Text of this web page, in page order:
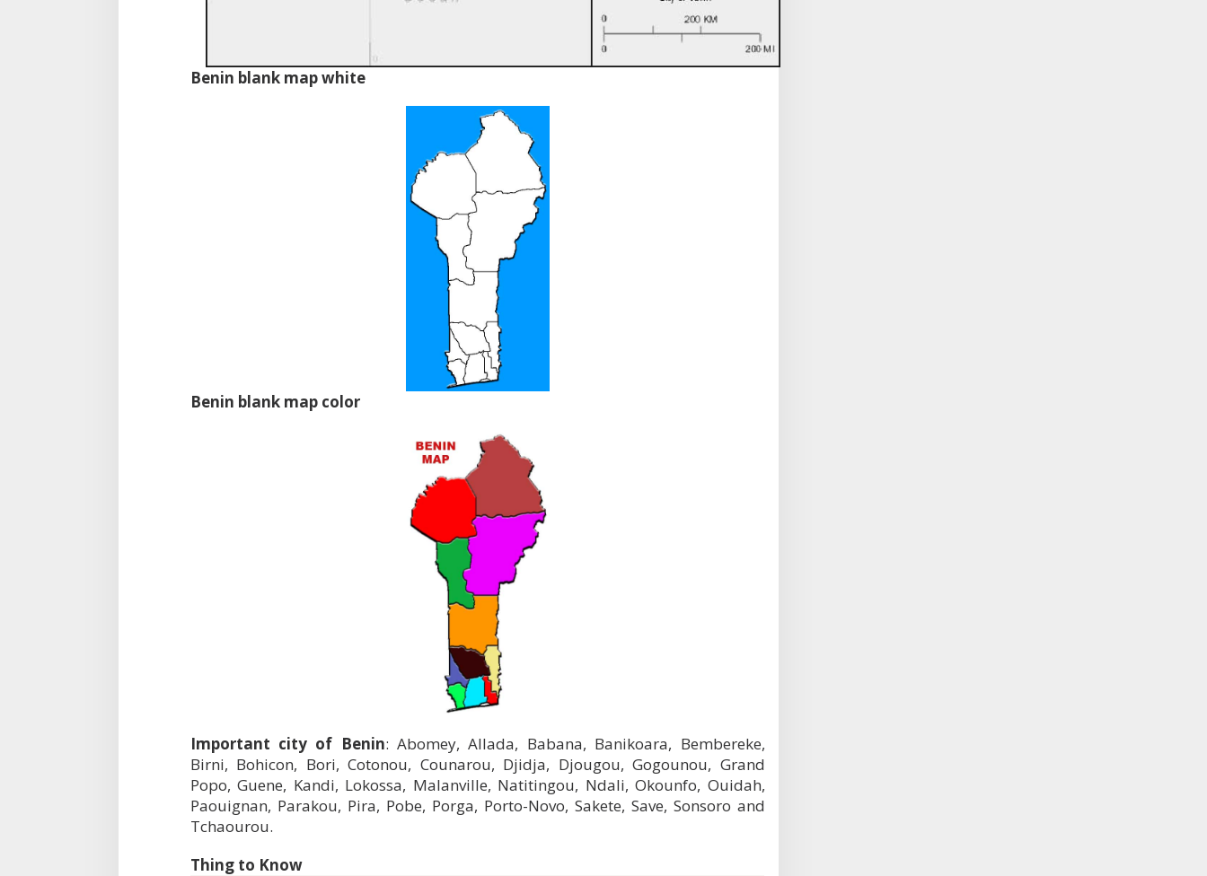
Benin blank map white
Benin blank map color
Important city of Benin: Abomey, Allada, Babana, Banikoara, Bembereke,
Birni, Bohicon, Bori, Cotonou, Counarou, Djidja, Djougou, Gogounou, Grand
Popo, Guene, Kandi, Lokossa, Malanville, Natitingou, Ndali, Okounfo, Ouidah,
Paouignan, Parakou, Pira, Pobe, Porga, Porto-Novo, Sakete, Save, Sonsoro and
Tchaourou.
Thing to Know